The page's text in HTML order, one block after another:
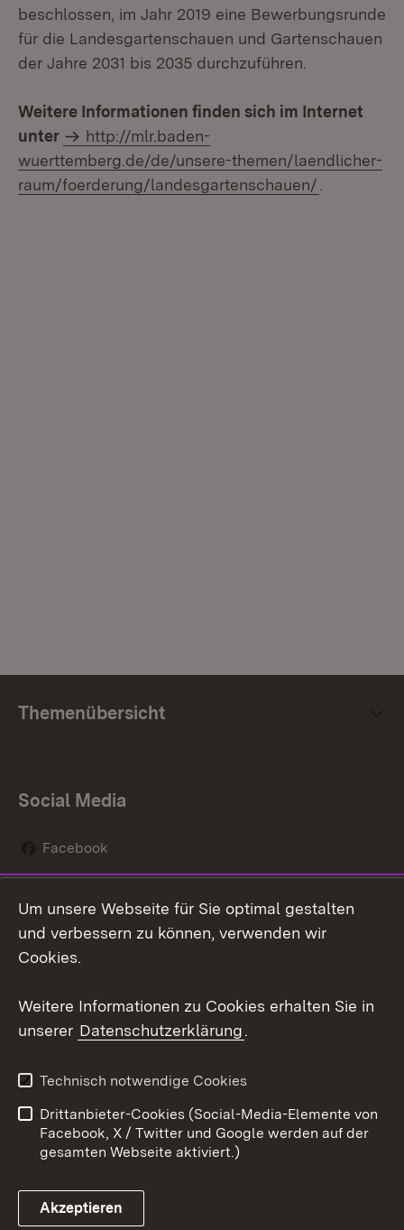
beschlossen, im Jahr 2019 eine Bewerbungsrunde
für die Landesgartenschauen und Gartenschauen
der Jahre 2031 bis 2035 durchzuführen.
Weitere Informationen finden sich im Internet
unter
http://mlr.baden-
wuerttemberg.de/de/unsere-themen/laendlicher-
raum/foerderung/landesgartenschauen/
Themenübersicht
Social Media
Facebook
Social Wall
Youtube
Link zum Landesportal
Kontakt
Datenschutz
Barrierefreiheit
Impressum Cookies
Um unsere Webseite für Sie optimal gestalten
und verbessern zu können, verwenden wir
Cookies.
Weitere Informationen zu Cookies erhalten Sie in
unserer Datenschutzerklärung.
Technisch notwendige Cookies
Drittanbieter-Cookies (Social-Media-Elemente von
Facebook, X / Twitter und Google werden auf der
gesamten Webseite aktiviert.)
Akzeptieren